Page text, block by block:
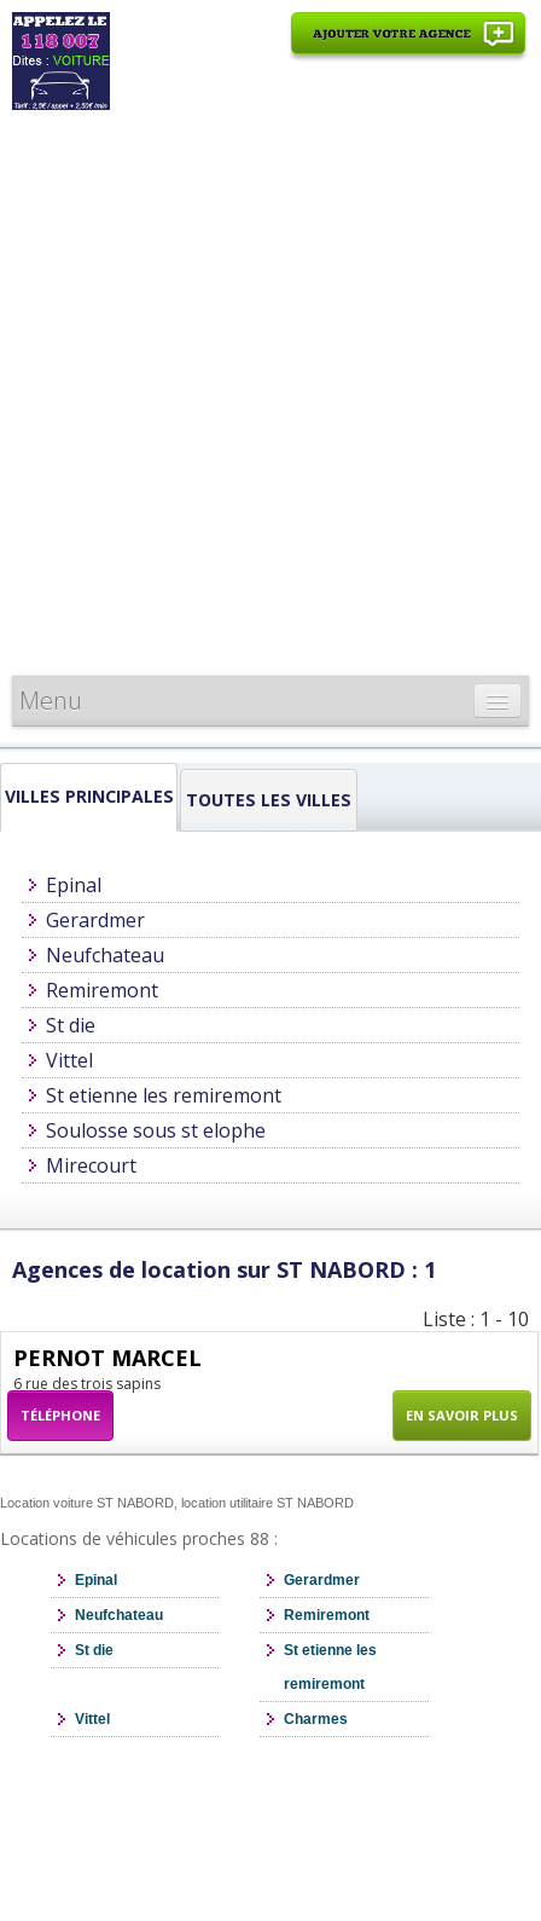
Menu
CARTE DE FRANCE
INFORMATIONS
VILLES PRINCIPALES TOUTES LES VILLES
Epinal
Gerardmer
Neufchateau
Remiremont
St die
Vittel
St etienne les remiremont
Soulosse sous st elophe
Mirecourt
Agences de location sur ST NABORD : 1
Liste : 1 - 10
PERNOT MARCEL
6 rue des trois sapins
TÉLÉPHONE EN SAVOIR PLUS
Location voiture ST NABORD, location utilitaire ST NABORD
Locations de véhicules proches 88 :
Epinal Gerardmer
Neufchateau Remiremont
St die
St etienne les
remiremont
Vittel Charmes